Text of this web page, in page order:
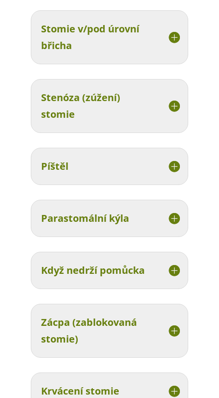
Stomie v/pod úrovní
břicha
Stenóza (zúžení)
stomie
Píštěl
Parastomální kýla
Když nedrží pomůcka
Zácpa (zablokovaná
stomie)
Krvácení stomie